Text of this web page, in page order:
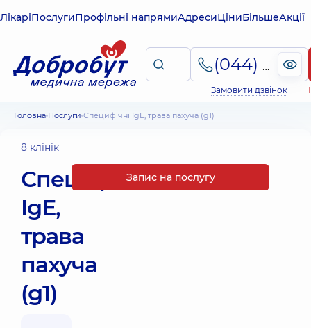
ЛікаріПослугиПрофільні напрямиАдресиЦіниБільшеАкції
(044) 495-2-888
Замовити дзвінок
Головна Послуги Специфічні IgE, трава пахуча (g1)
8 клінік
Специфічні
IgE,
трава
пахуча
(g1)
Запис на послугу